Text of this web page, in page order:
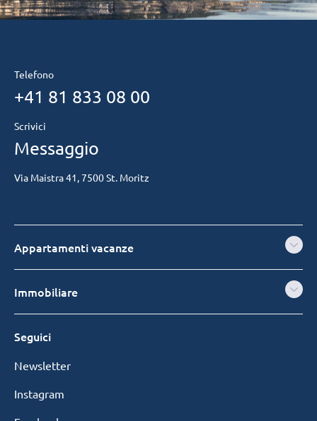
Telefono
+41 81 833 08 00
Scrivici
Messaggio
Via Maistra 41, 7500 St. Moritz
Appartamenti vacanze
Immobiliare
Seguici
Newsletter
Instagram